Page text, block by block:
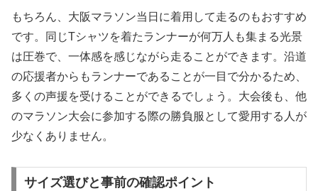
もちろん、大阪マラソン当日に着用して走るのもおすすめ
です。同じTシャツを着たランナーが何万人も集まる光景
は圧巻で、一体感を感じながら走ることができます。沿道
の応援者からもランナーであることが一目で分かるため、
多くの声援を受けることができるでしょう。大会後も、他
のマラソン大会に参加する際の勝負服として愛用する人が
少なくありません。
サイズ選びと事前の確認ポイント